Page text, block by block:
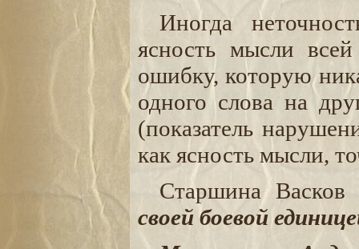
Иногда
ясность мысли
ошибку, которую
одного слова на
(показатель
как ясность мысли,
Старшина
своей боевой